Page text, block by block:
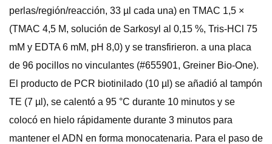
perlas/región/reacción, 33 µl cada una) en TMAC 1,5 ×
(TMAC 4,5 M, solución de Sarkosyl al 0,15 %, Tris-HCl 75
mM y EDTA 6 mM, pH 8,0) y se transfirieron. a una placa
de 96 pocillos no vinculantes (#655901, Greiner Bio-One).
El producto de PCR biotinilado (10 µl) se añadió al tampón
TE (7 µl), se calentó a 95 °C durante 10 minutos y se
colocó en hielo rápidamente durante 3 minutos para
mantener el ADN en forma monocatenaria. Para el paso de